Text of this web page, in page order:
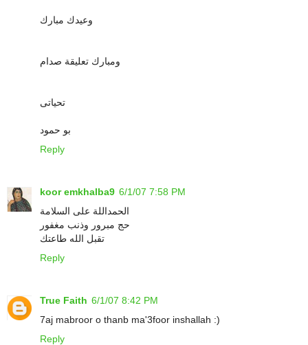
وعيدك مبارك
ومبارك تعليقة صدام
تحياتى
بو حمود
Reply
koor emkhalba9 6/1/07 7:58 PM
الحمداللة على السلامة
حج مبرور وذنب مغفور
تقبل الله طاعتك
Reply
True Faith 6/1/07 8:42 PM
7aj mabroor o thanb ma'3foor inshallah :)
Reply